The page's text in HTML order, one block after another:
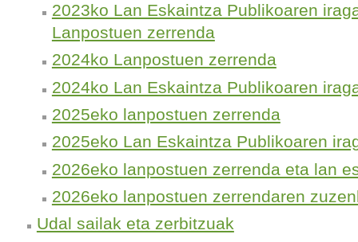
2023ko Lan Eskaintza Publikoaren
Lanpostuen zerrenda
2024ko Lanpostuen zerrenda
2024ko Lan Eskaintza Publikoaren
2025eko lanpostuen zerrenda
2025eko Lan Eskaintza Publikoaren
2026eko lanpostuen zerrenda eta lan
2026eko lanpostuen zerrendaren
Udal sailak eta zerbitzuak